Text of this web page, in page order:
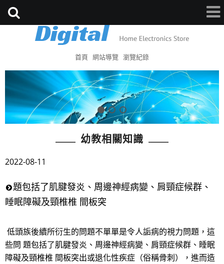
首頁 網站導覽 瀏覽紀錄
幼教相關知識
2022-08-11
題包括了肌腱發炎、周邊神經病變、肩頸症候群、
睡眠障礙及頸椎椎 間板突
低頭族後續所衍生的問題不單單是令人詬病的視力問題，這
些問 題包括了肌腱發炎、周邊神經病變、肩頸症候群、睡眠
障礙及頸椎椎 間板突出或退化性疾症（俗稱骨刺），進而造